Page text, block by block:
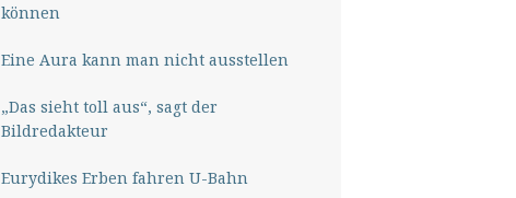
können
Eine Aura kann man nicht ausstellen
„Das sieht toll aus“, sagt der
Bildredakteur
Eurydikes Erben fahren U-Bahn